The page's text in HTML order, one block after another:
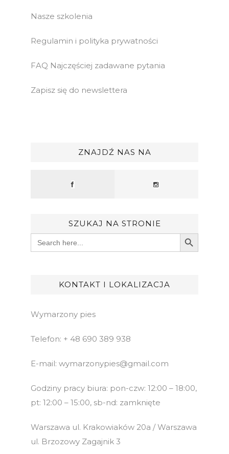
Nasze szkolenia
Regulamin i polityka prywatności
FAQ Najczęściej zadawane pytania
Zapisz się do newslettera
ZNAJDŹ NAS NA
SZUKAJ NA STRONIE
Search
for:
Search Button
KONTAKT I LOKALIZACJA
Wymarzony pies
Telefon: + 48 690 389 938
E-mail: wymarzonypies@gmail.com
Godziny pracy biura: pon-czw: 12:00 – 18:00,
pt: 12:00 – 15:00, sb-nd: zamknięte
Warszawa ul. Krakowiaków 20a / Warszawa
ul. Brzozowy Zagajnik 3